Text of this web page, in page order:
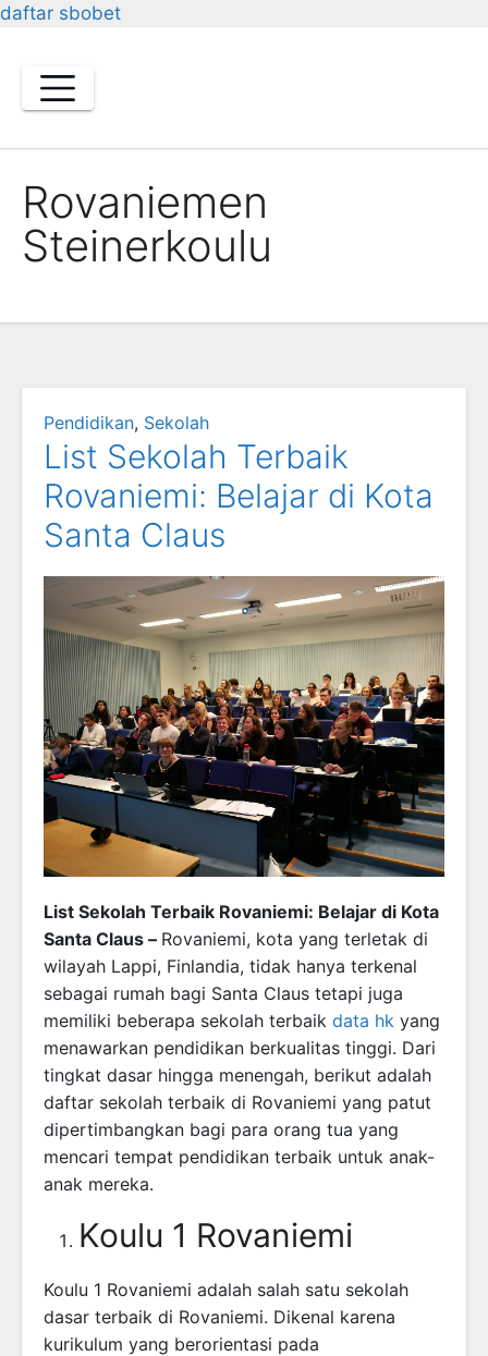
daftar sbobet
content
Rovaniemen
Steinerkoulu
Pendidikan, Sekolah
List Sekolah Terbaik
Rovaniemi: Belajar di Kota
Santa Claus
List Sekolah Terbaik Rovaniemi: Belajar di Kota
Santa Claus – Rovaniemi, kota yang terletak di
wilayah Lappi, Finlandia, tidak hanya terkenal
sebagai rumah bagi Santa Claus tetapi juga
memiliki beberapa sekolah terbaik data hk yang
menawarkan pendidikan berkualitas tinggi. Dari
tingkat dasar hingga menengah, berikut adalah
daftar sekolah terbaik di Rovaniemi yang patut
dipertimbangkan bagi para orang tua yang
mencari tempat pendidikan terbaik untuk anak-
anak mereka.
Koulu 1 Rovaniemi
Koulu 1 Rovaniemi adalah salah satu sekolah
dasar terbaik di Rovaniemi. Dikenal karena
kurikulum yang berorientasi pada